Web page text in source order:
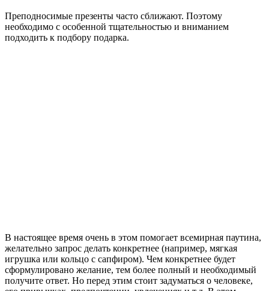
Преподносимые презенты часто сближают. Поэтому
необходимо с особенной тщательностью и вниманием
подходить к подбору подарка.
В настоящее время очень в этом помогает всемирная паутина,
желательно запрос делать конкретнее (например, мягкая
игрушка или кольцо с сапфиром). Чем конкретнее будет
сформулировано желание, тем более полный и необходимый
получите ответ. Но перед этим стоит задуматься о человеке,